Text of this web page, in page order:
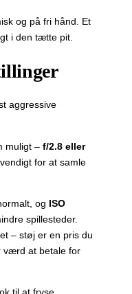
og på fri hånd. Et
i den tætte pit.
aggressive
muligt – f/2.8 eller
for at samle
og ISO
spillesteder.
– støj er en pris du
værd at betale for